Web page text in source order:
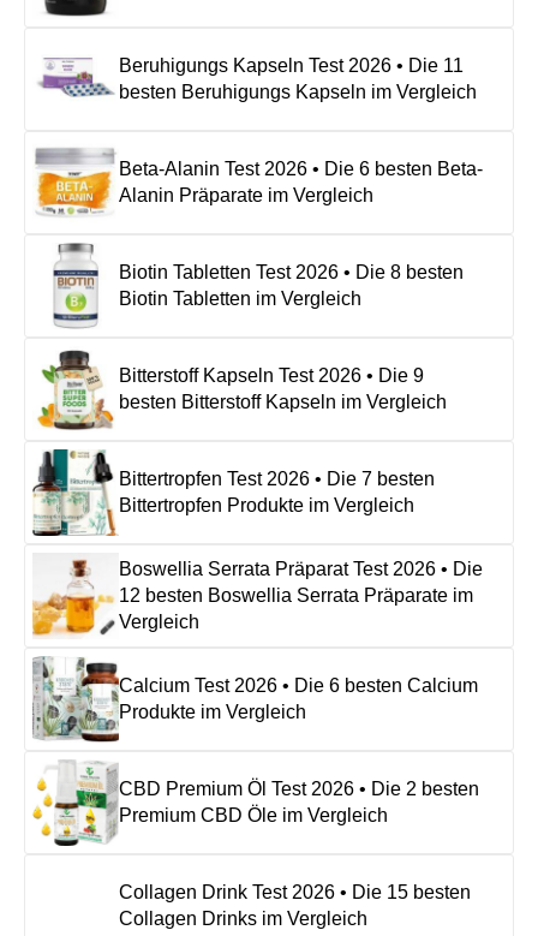
Beruhigungs Kapseln Test 2026 • Die 11
besten Beruhigungs Kapseln im Vergleich
Beta-Alanin Test 2026 • Die 6 besten Beta-
Alanin Präparate im Vergleich
Biotin Tabletten Test 2026 • Die 8 besten
Biotin Tabletten im Vergleich
Bitterstoff Kapseln Test 2026 • Die 9
besten Bitterstoff Kapseln im Vergleich
Bittertropfen Test 2026 • Die 7 besten
Bittertropfen Produkte im Vergleich
Boswellia Serrata Präparat Test 2026 • Die
12 besten Boswellia Serrata Präparate im
Vergleich
Calcium Test 2026 • Die 6 besten Calcium
Produkte im Vergleich
CBD Premium Öl Test 2026 • Die 2 besten
Premium CBD Öle im Vergleich
Collagen Drink Test 2026 • Die 15 besten
Collagen Drinks im Vergleich